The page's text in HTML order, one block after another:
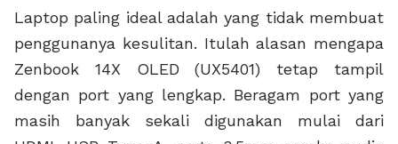
Laptop paling ideal adalah yang tidak membuat
penggunanya kesulitan. Itulah alasan mengapa
Zenbook 14X OLED (UX5401) tetap tampil
dengan port yang lengkap. Beragam port yang
masih banyak sekali digunakan mulai dari